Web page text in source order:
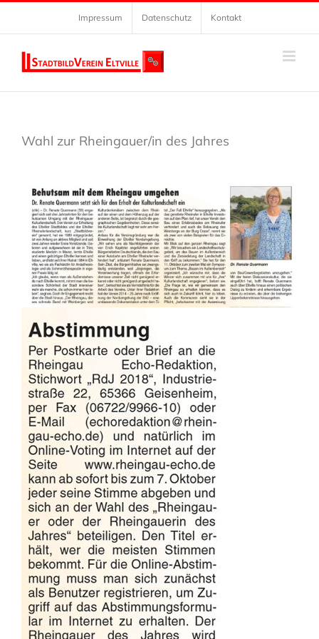
Zum
springen
Impressum Datenschutz Kontakt
Wahl zur Rheingauer/in des Jahres